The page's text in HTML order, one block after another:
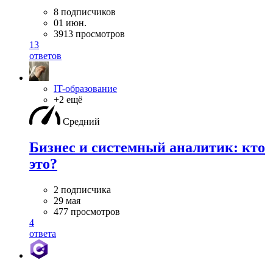
8 подписчиков
01 июн.
3913 просмотров
13
ответов
IT-образование
+2 ещё
Средний
Бизнес и системный аналитик: кто
это?
2 подписчика
29 мая
477 просмотров
4
ответа